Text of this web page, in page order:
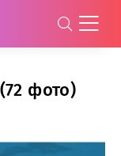
фото)